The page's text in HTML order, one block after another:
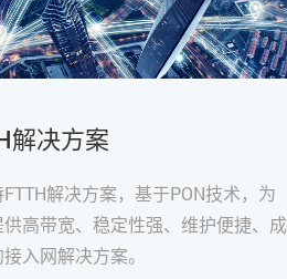
解决方案
解决方案，基于PON技术，为
供高带宽、稳定性强、维护便捷、成
入网解决方案。